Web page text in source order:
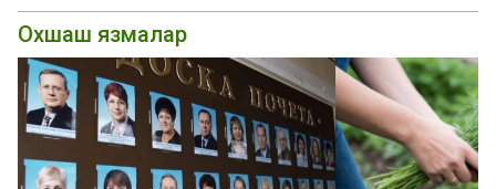
Охшаш язмалар